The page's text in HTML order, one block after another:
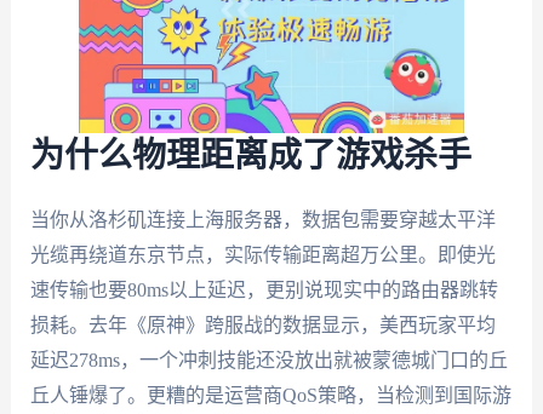
为什么物理距离成了游戏杀手
当你从洛杉矶连接上海服务器，数据包需要穿越太平洋
光缆再绕道东京节点，实际传输距离超万公里。即使光
速传输也要80ms以上延迟，更别说现实中的路由器跳转
损耗。去年《原神》跨服战的数据显示，美西玩家平均
延迟278ms，一个冲刺技能还没放出就被蒙德城门口的丘
丘人锤爆了。更糟的是运营商QoS策略，当检测到国际游